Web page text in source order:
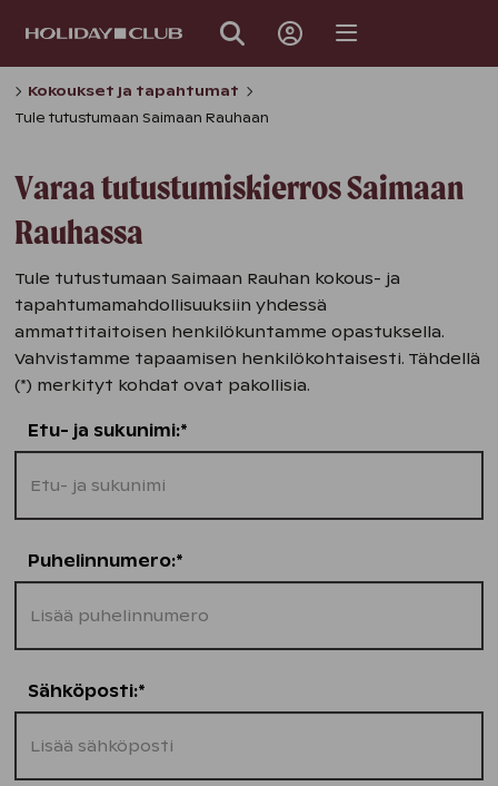
Kokoukset ja tapahtumat
Tule tutustumaan Saimaan Rauhaan
Varaa tutustumiskierros Saimaan
Rauhassa
Tule tutustumaan Saimaan Rauhan kokous- ja
tapahtumamahdollisuuksiin yhdessä
ammattitaitoisen henkilökuntamme opastuksella.
Vahvistamme tapaamisen henkilökohtaisesti. Tähdellä
(*) merkityt kohdat ovat pakollisia.
Etu- ja sukunimi:*
Puhelinnumero:*
Sähköposti:*